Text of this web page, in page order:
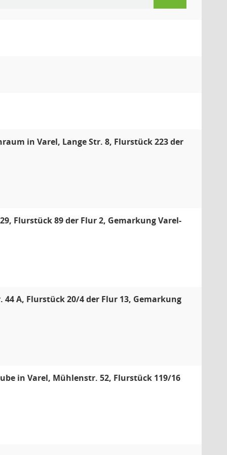
in Varel, Lange Str. 8, Flurstück 223 der
Flurstück 89 der Flur 2, Gemarkung Varel-
A, Flurstück 20/4 der Flur 13, Gemarkung
in Varel, Mühlenstr. 52, Flurstück 119/16